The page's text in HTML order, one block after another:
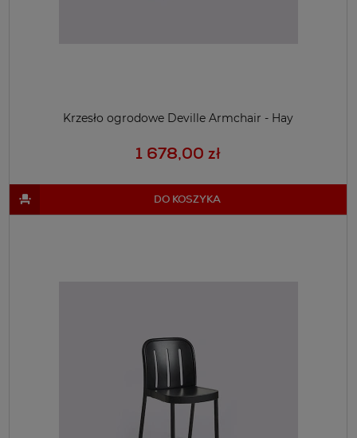
Krzesło ogrodowe Deville Armchair - Hay
1 678,00 zł
DO KOSZYKA